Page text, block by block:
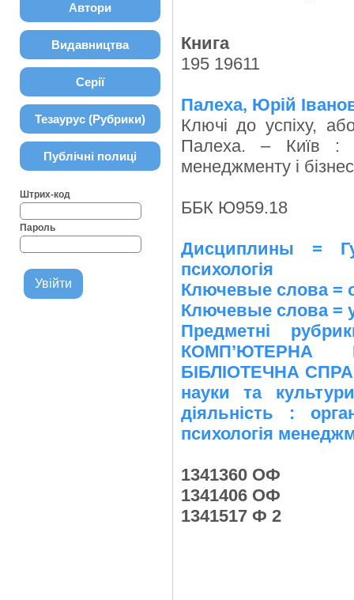
Автори
Видавництва
Серії
Тезаурус (Рубрики)
Публічні полиці
Штрих-код
Пароль
Книга
195 19611
Палеха, Юрій
Ключі до успіху,
Палеха. – Київ :
менеджменту і
ББК Ю959.18
Дисциплины =
психологія
Ключевые слова =
Ключевые слова =
Предметні
КОМПʼЮТЕРНА
БІБЛІОТЕЧНА
науки та
діяльність :
психологія
1341360 ОФ
1341406 ОФ
1341517 Ф 2